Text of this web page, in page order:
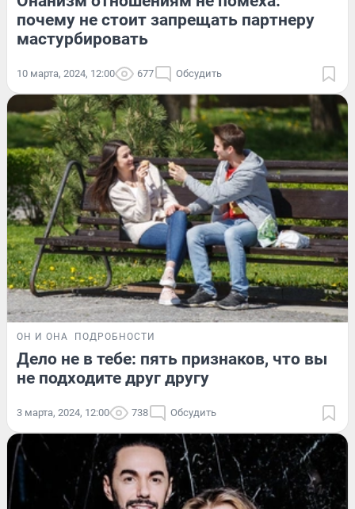
почему не стоит запрещать партнеру
мастурбировать
10 марта, 2024, 12:00 677 Обсудить
ОН И ОНА ПОДРОБНОСТИ
Дело не в тебе: пять признаков, что вы
не подходите друг другу
3 марта, 2024, 12:00 738 Обсудить